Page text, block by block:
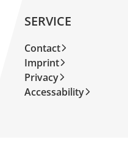
SERVICE
Contact
Imprint
Privacy
Accessability